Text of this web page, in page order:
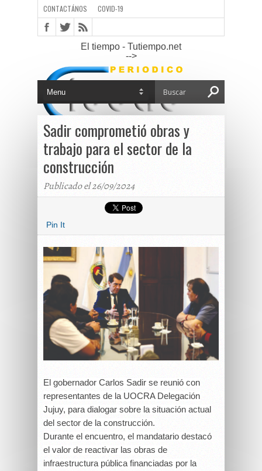
CONTACTÁNOS COVID-19
El tiempo - Tutiempo.net
-->
Sadir comprometió obras y
trabajo para el sector de la
construcción
Publicado el 26/09/2024
Pin It
El gobernador Carlos Sadir se reunió con
representantes de la UOCRA Delegación
Jujuy, para dialogar sobre la situación actual
del sector de la construcción.
Durante el encuentro, el mandatario destacó
el valor de reactivar las obras de
infraestructura pública financiadas por la